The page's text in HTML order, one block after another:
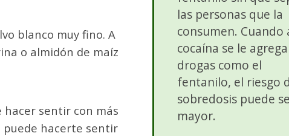
las personas que la
consumen. Cuando
cocaína se le
drogas como el
fentanilo, el riesgo
sobredosis puede
mayor.
blanco muy fino. A
o almidón de maíz
hacer sentir con más
puede hacerte sentir